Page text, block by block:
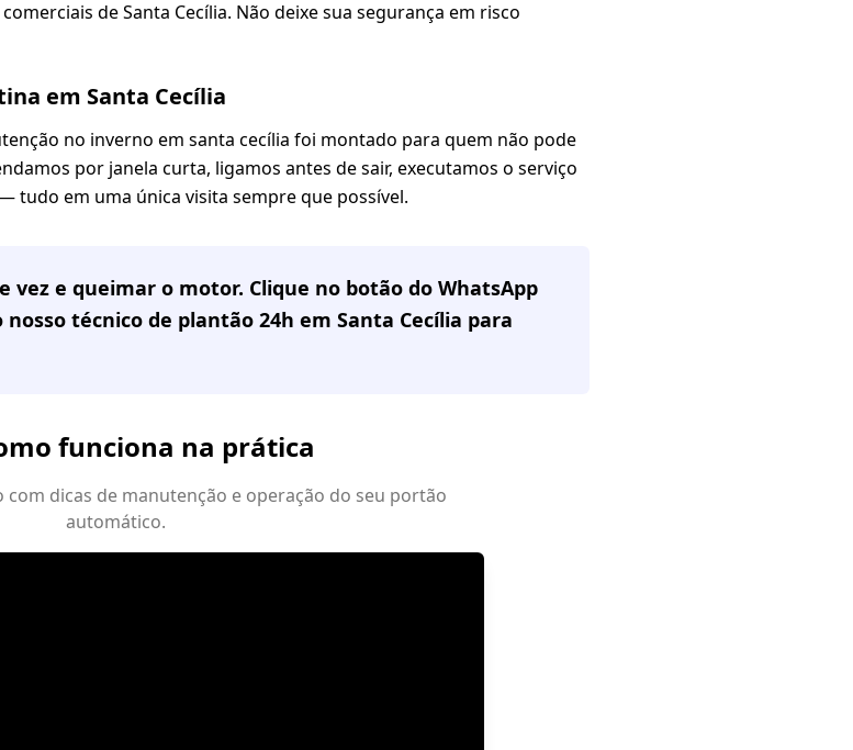
de Santa Cecília. Não deixe sua segurança em risco
em Santa Cecília
no inverno em santa cecília foi montado para quem não pode
por janela curta, ligamos antes de sair, executamos o serviço
tudo em uma única visita sempre que possível.
vez e queimar o motor. Clique no botão do WhatsApp
técnico de plantão 24h em Santa Cecília para
funciona na prática
com dicas de manutenção e operação do seu portão
automático.